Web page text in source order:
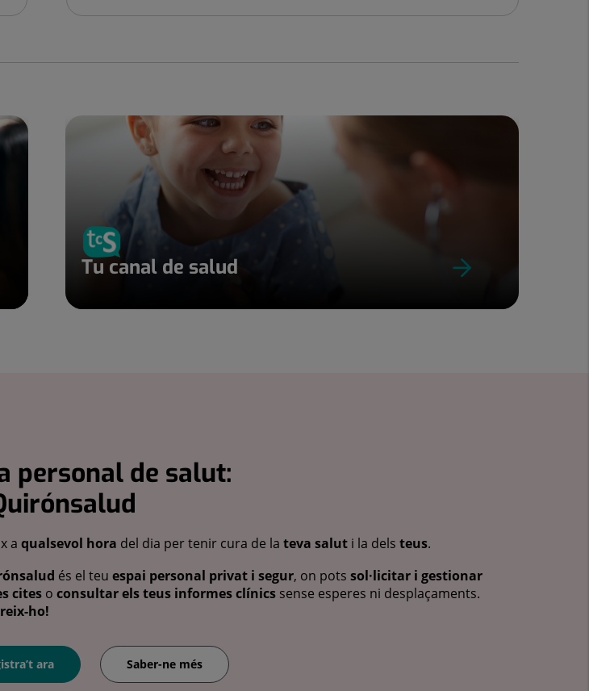
Tu canal de salud
personal de salut:
a qualsevol hora del dia per tenir cura de la teva salut i la dels teus.
és el teu espai personal privat i segur, on pots sol·licitar i gestionar
cites o consultar els teus informes clínics sense esperes ni desplaçaments.
ho!
ara Saber-ne més